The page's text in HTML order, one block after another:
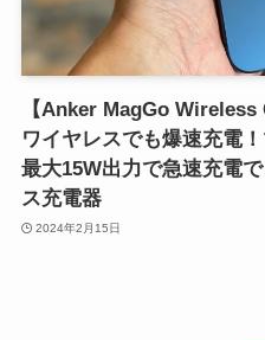
【Anker MagGo Wireless
ワイヤレスでも爆速充電
最大15W出力で急速充電
ス充電器
2024年2月15日